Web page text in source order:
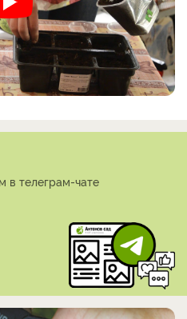
в телеграм-чате